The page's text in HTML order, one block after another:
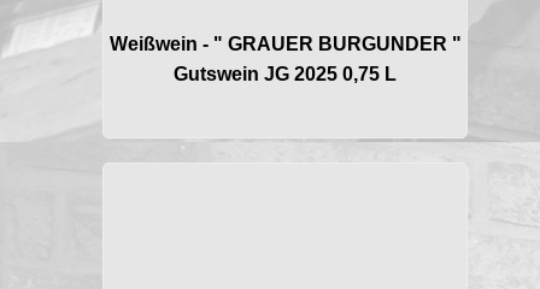
Weißwein - " GRAUER BURGUNDER "
Gutswein JG 2025 0,75 L